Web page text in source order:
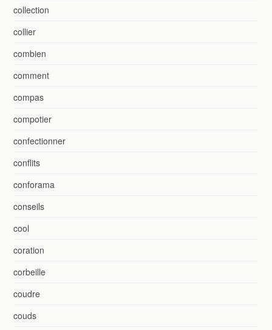
collection
collier
combien
comment
compas
compotier
confectionner
conflits
conforama
conseils
cool
coration
corbeille
coudre
couds